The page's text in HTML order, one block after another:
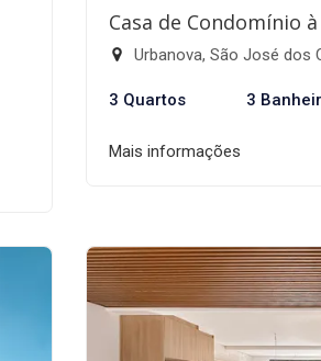
Casa de Condomínio
Urbanova, São José dos
3 Quartos 3
Mais informações